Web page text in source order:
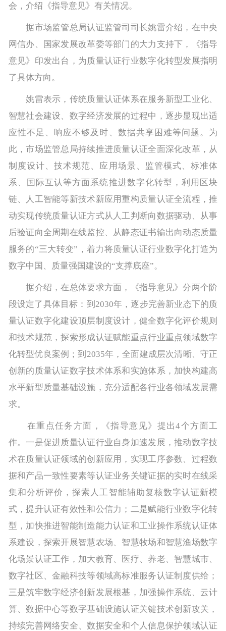
会，介绍《指导意见》有关情况。
据市场监管总局认证监管司司长姚雷介绍，在中央
网信办、国家发展改革委等部门的大力支持下，《指导
意见》印发出台，为质量认证行业数字化转型发展指明
了具体方向。
姚雷表示，传统质量认证体系在服务新型工业化、
智慧社会建设、数字经济发展的过程中，逐步显现出适
应性不足、响应不够及时、数据共享困难等问题。为
此，市场监管总局持续推进质量认证全面深化改革，从
制度设计、技术规范、应用场景、监管模式、标准体
系、国际互认等方面系统推进数字化转型，利用区块
链、人工智能等新技术新应用重构质量认证全流程，推
动实现传统质量认证方式从人工判断向数据驱动、从事
后验证向全周期在线监控、从静态证书输出向动态质量
服务的“三大转变”，着力将质量认证行业数字化打造为
数字中国、质量强国建设的“支撑底座”。
据介绍，在总体要求方面，《指导意见》分两个阶
段设定了具体目标：到2030年，逐步完善新业态下的质
量认证数字化建设顶层制度设计，健全数字化评价规则
和技术规范，探索形成认证赋能重点行业重点领域数字
化转型优良案例；到2035年，全面建成层次清晰、守正
创新的质量认证数字技术体系和实施体系，加快构建高
水平新型质量基础设施，充分适配各行业各领域发展需
求。
在重点任务方面，《指导意见》提出4个方面工
作。一是促进质量认证行业自身加速发展，推动数字技
术在质量认证领域的创新应用，实现工序参数、过程数
据和产品一致性要素等认证业务关键证据的实时在线采
集和分析评价，探索人工智能辅助复核数字认证新模
式，提升认证有效性和公信力；二是赋能行业数字化转
型，加快推进智能制造能力认证和工业操作系统认证体
系建设，探索开展智慧农场、智慧牧场和智慧渔场数字
化场景认证工作，加大教育、医疗、养老、智慧城市、
数字社区、金融科技等领域高标准服务认证制度供给；
三是筑牢数字经济创新发展根基，加强操作系统、云计
算、数据中心等数字基础设施认证关键技术创新攻关，
持续完善网络安全、数据安全和个人信息保护领域认证